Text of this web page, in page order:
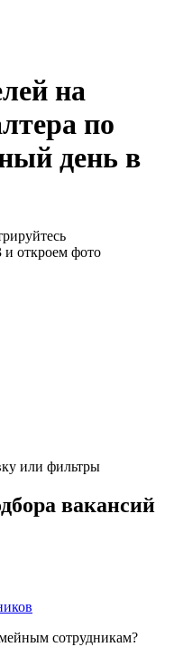
на
по
день в
и откроем фото
или фильтры
вакансий
сотрудникам?